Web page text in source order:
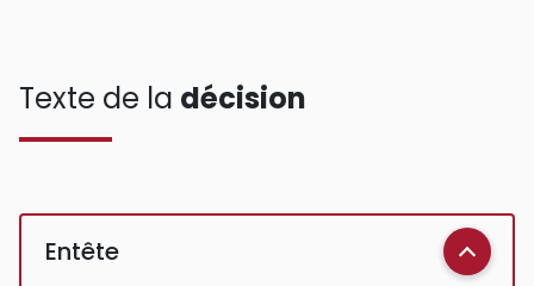
Texte de la décision
Entête